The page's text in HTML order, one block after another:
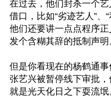
在过去，他们封杀一个
借口，比如“劣迹艺人”、“
他们还要讲一点点程序
发个含糊其辞的抵制声明
但是你看现在的杨鹤通
张艺兴被暂停线下审批
就是光天化日之下耍流